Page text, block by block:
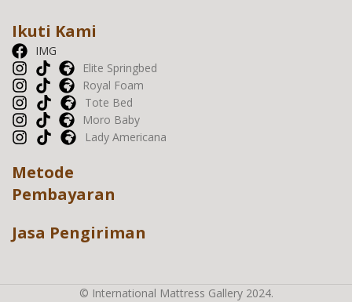
Ikuti Kami
IMG
Elite Springbed
Royal Foam
Tote Bed
Moro Baby
Lady Americana
Metode
Pembayaran
Jasa Pengiriman
© International Mattress Gallery 2024.